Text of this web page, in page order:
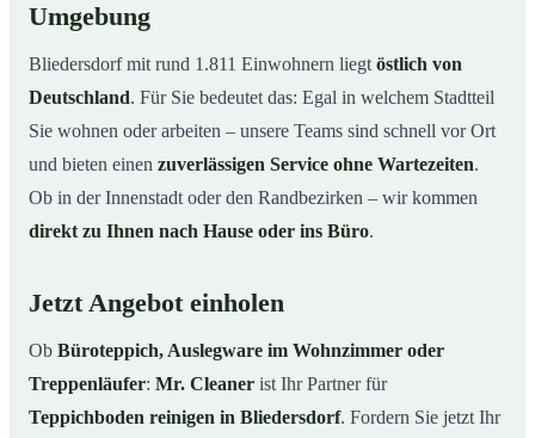
Umgebung
Bliedersdorf mit rund 1.811 Einwohnern liegt östlich von
Deutschland. Für Sie bedeutet das: Egal in welchem Stadtteil
Sie wohnen oder arbeiten – unsere Teams sind schnell vor Ort
und bieten einen zuverlässigen Service ohne Wartezeiten.
Ob in der Innenstadt oder den Randbezirken – wir kommen
direkt zu Ihnen nach Hause oder ins Büro.
Jetzt Angebot einholen
Ob Büroteppich, Auslegware im Wohnzimmer oder
Treppenläufer: Mr. Cleaner ist Ihr Partner für
Teppichboden reinigen in Bliedersdorf. Fordern Sie jetzt Ihr